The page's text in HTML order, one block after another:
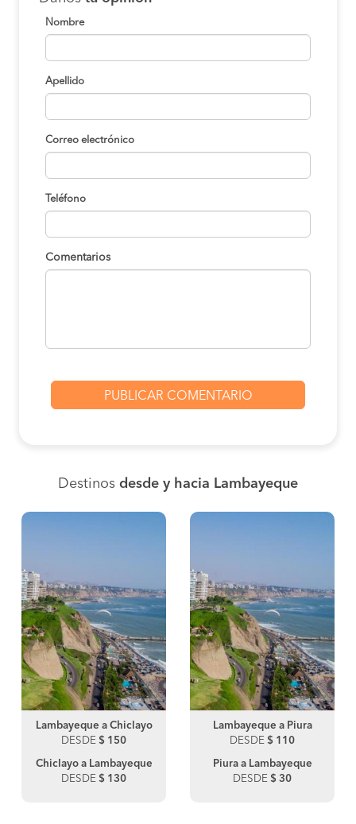
Nombre
Apellido
Correo electrónico
Teléfono
Comentarios
Destinos desde y hacia Lambayeque
Lambayeque a Chiclayo
DESDE $ 150
Chiclayo a Lambayeque
DESDE $ 130
Lambayeque a Piura
DESDE $ 110
Piura a Lambayeque
DESDE $ 30